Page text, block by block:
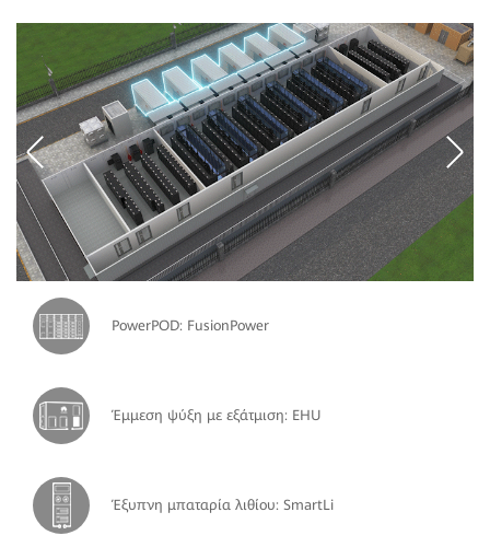
PowerPOD: FusionPower
Έμμεση ψύξη με εξάτμιση: EHU
Έξυπνη μπαταρία λιθίου: SmartLi